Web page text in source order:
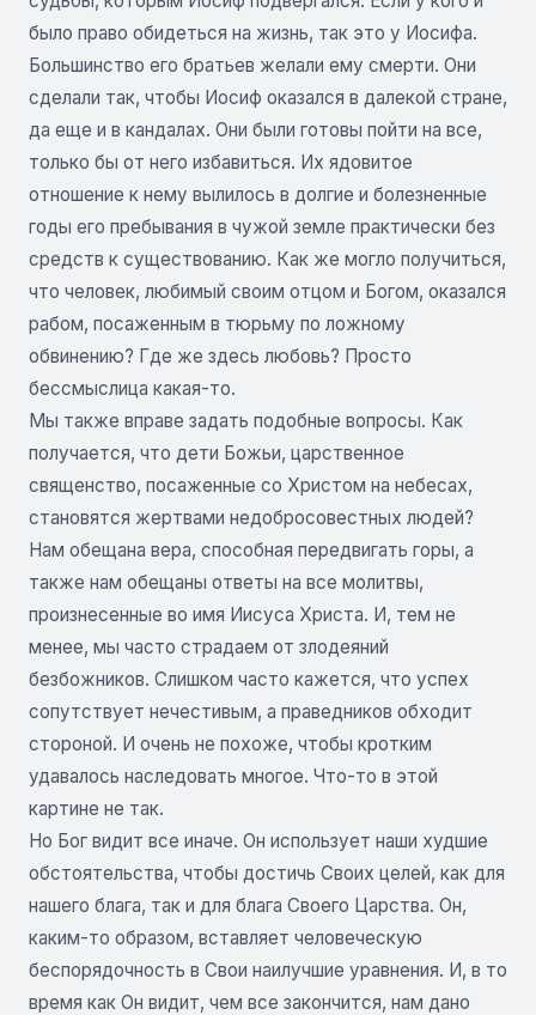
было право обидеться на жизнь, так это у Иосифа.
Большинство его братьев желали ему смерти. Они
сделали так, чтобы Иосиф оказался в далекой стране,
да еще и в кандалах. Они были готовы пойти на все,
только бы от него избавиться. Их ядовитое
отношение к нему вылилось в долгие и болезненные
годы его пребывания в чужой земле практически без
средств к существованию. Как же могло получиться,
что человек, любимый своим отцом и Богом, оказался
рабом, посаженным в тюрьму по ложному
обвинению? Где же здесь любовь? Просто
бессмыслица какая-то.
Мы также вправе задать подобные вопросы. Как
получается, что дети Божьи, царственное
священство, посаженные со Христом на небесах,
становятся жертвами недобросовестных людей?
Нам обещана вера, способная передвигать горы, а
также нам обещаны ответы на все молитвы,
произнесенные во имя Иисуса Христа. И, тем не
менее, мы часто страдаем от злодеяний
безбожников. Слишком часто кажется, что успех
сопутствует нечестивым, а праведников обходит
стороной. И очень не похоже, чтобы кротким
удавалось наследовать многое. Что-то в этой
картине не так.
Но Бог видит все иначе. Он использует наши худшие
обстоятельства, чтобы достичь Своих целей, как для
нашего блага, так и для блага Своего Царства. Он,
каким-то образом, вставляет человеческую
беспорядочность в Свои наилучшие уравнения. И, в то
время как Он видит, чем все закончится, нам дано